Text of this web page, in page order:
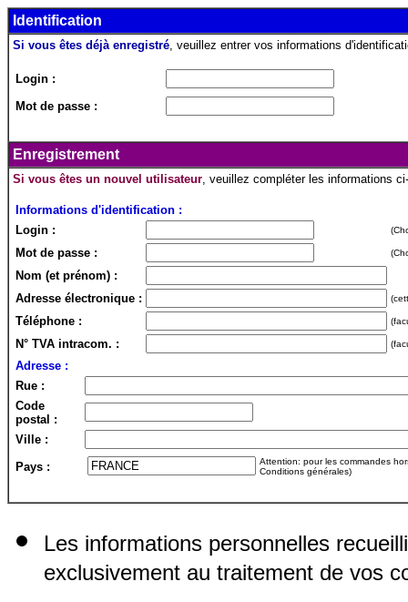
Identification
Si vous êtes déjà enregistré, veuillez entrer vos informations
Login :
Mot de passe :
Enregistrement
Si vous êtes un nouvel utilisateur, veuillez compléter les informations
Informations d'identification :
Login :
Mot de passe :
Nom (et prénom) :
Adresse électronique :
Téléphone :
N° TVA intracom. :
Adresse :
Rue :
Code
postal :
Ville :
Pays :
Attention: pour les commandes
Conditions générales)
Les informations personnelles
exclusivement au traitement de vos